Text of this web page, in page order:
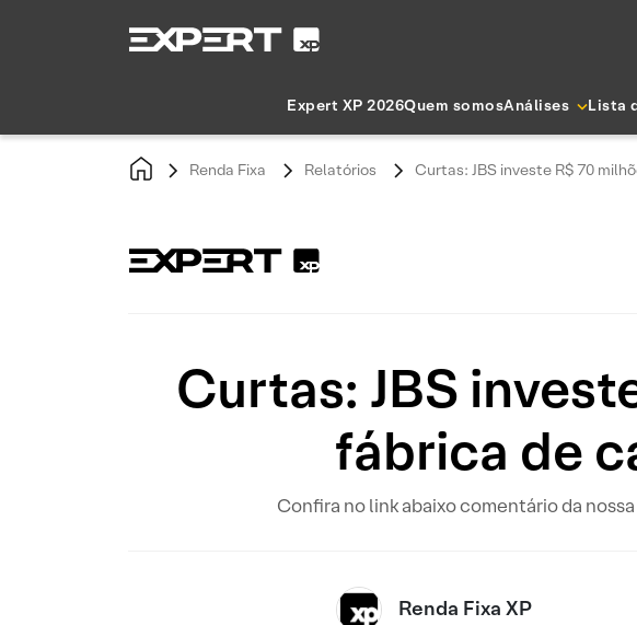
Expert XP 2026Quem somosAnálises Lista
Renda Fixa Relatórios Curtas: JBS investe R$ 70
Curtas: JBS
fábrica de
Confira no link abaixo comentário da
Renda Fixa XP